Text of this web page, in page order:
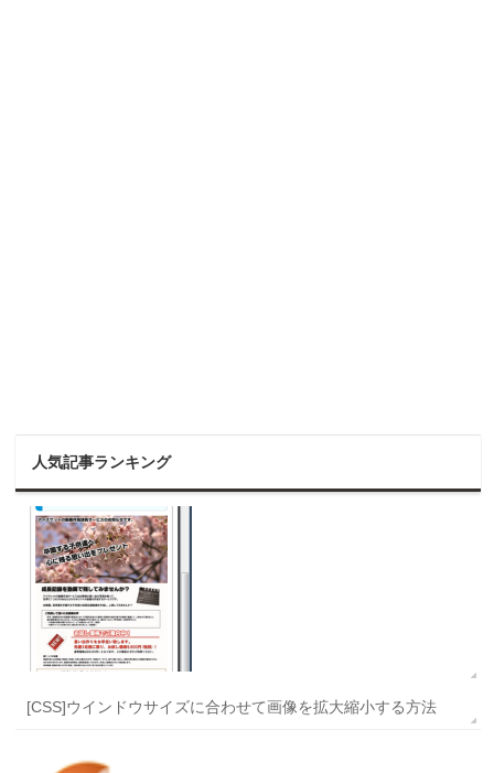
人気記事ランキング
[CSS]ウインドウサイズに合わせて画像を拡大縮小する方法